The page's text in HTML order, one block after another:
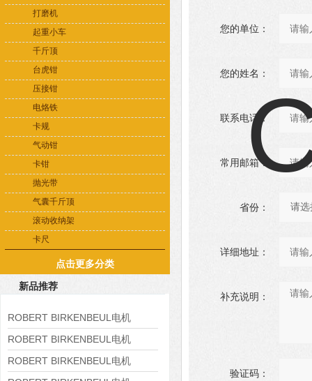
打磨机
起重小车
千斤顶
台虎钳
压接钳
电烙铁
卡规
气动钳
卡钳
抛光带
气囊千斤顶
滚动收纳架
卡尺
点击更多分类
新品推荐
ROBERT BIRKENBEUL电机
8APE225M-4-IE3
ROBERT BIRKENBEUL电机
8APE180L-4 IE3
ROBERT BIRKENBEUL电机
您的单位：
您的姓名：
联系电话：
常用邮箱：
省份：
详细地址：
补充说明：
验证码：